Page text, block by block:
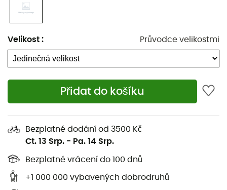
Velikost : Průvodce velikostmi
Přidat do košíku
Bezplatné dodání od 3500 Kč
Ct. 13 Srp. - Pa. 14 Srp.
Bezplatné vrácení do 100 dnů
+1 000 000 vybavených dobrodruhů